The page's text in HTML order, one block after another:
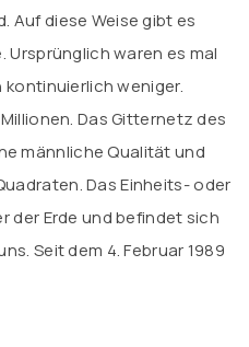
Auf diese Weise gibt es
waren es mal
kontinuierlich weniger.
Das Gitternetz des
männliche Qualität und
Das Einheits- oder
der Erde und befindet sich
Seit dem 4. Februar 1989